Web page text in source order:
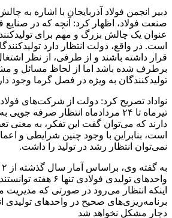
دبیر انجمن فولاد آذربایجان با اشاره به
صنعت فولاد، اظهار کرد: آنچه که در صنایع
عنوان یک چالش بزرگ و مهم برای
است. در واقع، دولت انتظار دارد
قرار داشته باشند و از طرفی، از نظر
برطرف شده باشد اما از لحاظ مسائل و
تولیدکنندگان به ویژه در فصل گرما وجود
دارند که می‌توان گفت این تفکر، به معنی
است، بنابراین با وجود چنین شرایطی و
نمی‌توان انتظار رشد در تولید را داشت.
واحدهای تولیدی فولادی
اینکه انتظار می‌رود در صورتی که
برنامه‌ریزی‌های صحیح در واحدهای تولیدی
دچار مشکل نخواهد شد